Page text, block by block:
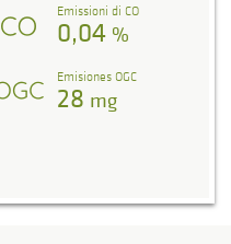
Emissioni di CO
0,04 %
Emisiones OGC
28 mg